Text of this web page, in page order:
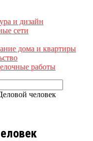
и дизайн
сети
дома и квартиры
работы
человек